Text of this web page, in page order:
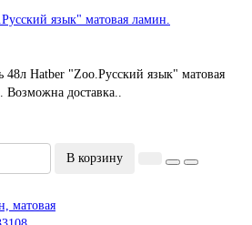
язык" матовая ламин.
48л Hatber "Zoo.Русский язык" матовая
доставка..
В корзину